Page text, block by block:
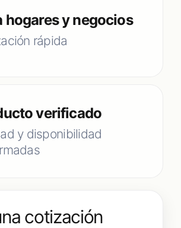
hogares y negocios
rápida
verificado
y disponibilidad
cotización